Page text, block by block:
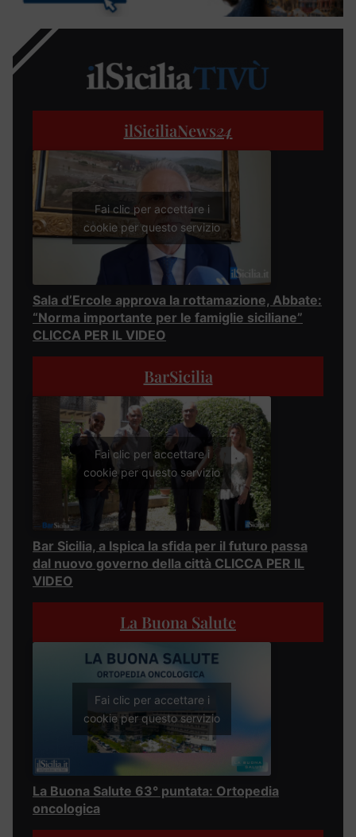
ilSiciliaNews24
Fai clic per accettare i
cookie per questo servizio
Sala d’Ercole approva la rottamazione, Abbate:
“Norma importante per le famiglie siciliane”
CLICCA PER IL VIDEO
BarSicilia
Fai clic per accettare i
cookie per questo servizio
Bar Sicilia, a Ispica la sfida per il futuro passa
dal nuovo governo della città CLICCA PER IL
VIDEO
La Buona Salute
Fai clic per accettare i
cookie per questo servizio
La Buona Salute 63° puntata: Ortopedia
oncologica